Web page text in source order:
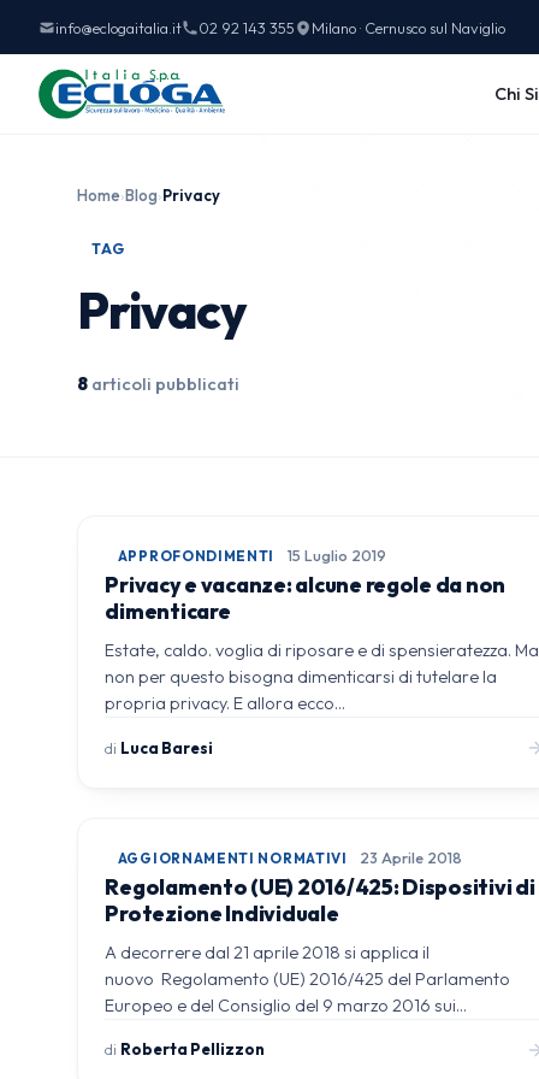
info@eclogaitalia.it 02 92 143 355 Milano · Cernusco sul Naviglio
Chi
Home›Blog›Privacy
TAG
Privacy
8 articoli pubblicati
APPROFONDIMENTI 15 Luglio 2019
Privacy e vacanze: alcune regole da non
dimenticare
Estate, caldo. voglia di riposare e di spensieratezza. Ma
non per questo bisogna dimenticarsi di tutelare la
propria privacy. E allora ecco…
di Luca Baresi
AGGIORNAMENTI NORMATIVI 23 Aprile 2018
Regolamento (UE) 2016/425: Dispositivi di
Protezione Individuale
A decorrere dal 21 aprile 2018 si applica il
nuovo Regolamento (UE) 2016/425 del Parlamento
Europeo e del Consiglio del 9 marzo 2016 sui…
di Roberta Pellizzon